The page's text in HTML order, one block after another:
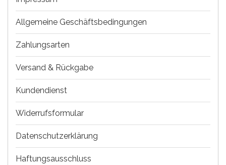
Allgemeine Geschäftsbedingungen
Zahlungsarten
Versand & Rückgabe
Kundendienst
Widerrufsformular
Datenschutzerklärung
Haftungsausschluss